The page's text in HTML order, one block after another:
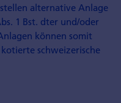
alternative Anlage
1 Bst. dter und/oder
können somit
schweizerische